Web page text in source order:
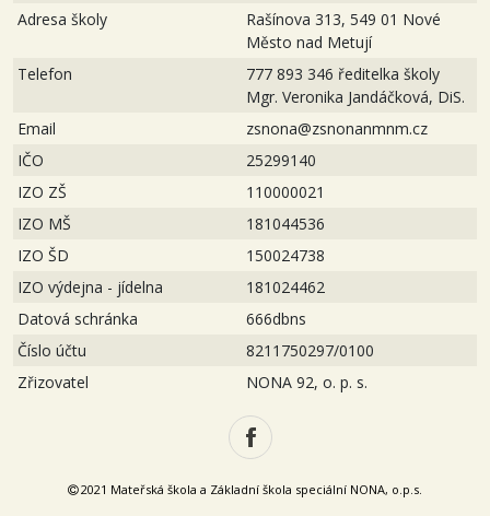
Adresa školy
Rašínova 313, 549 01 Nové
Město nad Metují
Telefon
777 893 346 ředitelka školy
Mgr. Veronika Jandáčková, DiS.
Email
zsnona@zsnonanmnm.cz
IČO
25299140
IZO ZŠ
110000021
IZO MŠ
181044536
IZO ŠD
150024738
IZO výdejna - jídelna
181024462
Datová schránka
666dbns
Číslo účtu
8211750297/0100
Zřizovatel
NONA 92, o. p. s.
2021 Mateřská škola a Základní škola speciální NONA, o.p.s.